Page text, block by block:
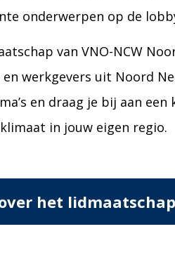
onderwerpen op de
van VNO-NCW
werkgevers uit Noord
en draag je bij aan
in jouw eigen regio.
het lidmaatschap